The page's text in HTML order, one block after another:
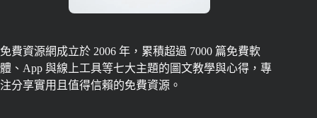
免費資源網成立於 2006 年，累積超過 7000 篇免費軟
體、App 與線上工具等七大主題的圖文教學與心得，專
注分享實用且值得信賴的免費資源。